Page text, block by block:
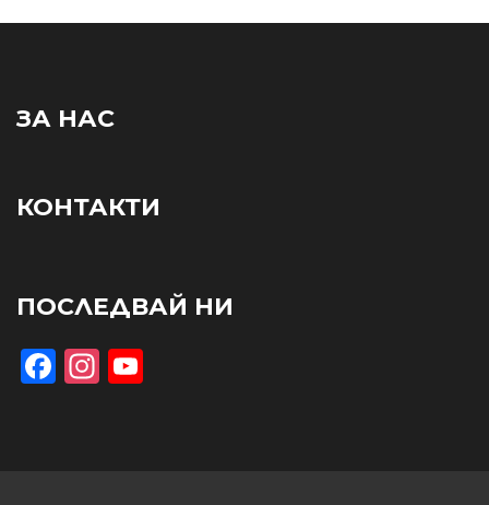
ЗА НАС
КОНТАКТИ
ПОСЛЕДВАЙ НИ
Facebook
Instagram